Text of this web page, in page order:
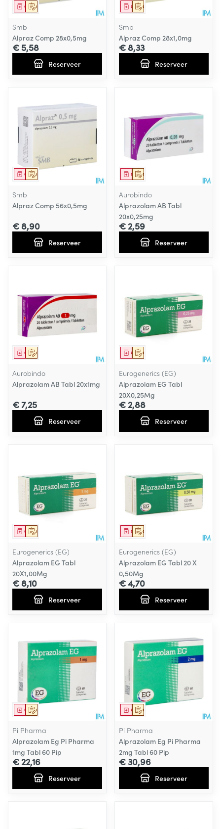
Op voorschrift
Geneesmiddel
Smb
Alpraz Comp 28x0,5mg
€ 5,58
Reserveer
Op voorschrift
Geneesmiddel
Smb
Alpraz Comp 28x1,0mg
€ 8,33
Reserveer
Op voorschrift
Geneesmiddel
Smb
Alpraz Comp 56x0,5mg
€ 8,90
Reserveer
Op voorschrift
Geneesmiddel
Aurobindo
Alprazolam AB Tabl
20x0,25mg
€ 2,59
Reserveer
Op voorschrift
Geneesmiddel
Aurobindo
Alprazolam AB Tabl 20x1mg
€ 7,25
Reserveer
Op voorschrift
Geneesmiddel
Eurogenerics (EG)
Alprazolam EG Tabl
20X0,25Mg
€ 2,88
Reserveer
Op voorschrift
Geneesmiddel
Eurogenerics (EG)
Alprazolam EG Tabl
20X1,00Mg
€ 8,10
Reserveer
Op voorschrift
Geneesmiddel
Eurogenerics (EG)
Alprazolam EG Tabl 20 X
0,50Mg
€ 4,70
Reserveer
Op voorschrift
Geneesmiddel
Pi Pharma
Alprazolam Eg Pi Pharma
1mg Tabl 60 Pip
€ 22,16
Reserveer
Op voorschrift
Geneesmiddel
Pi Pharma
Alprazolam Eg Pi Pharma
2mg Tabl 60 Pip
€ 30,96
Reserveer